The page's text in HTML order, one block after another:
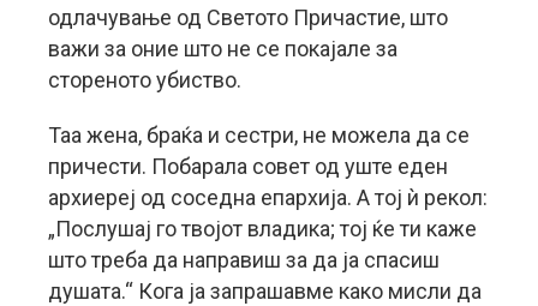
одлачување од Светото Причастие, што
важи за оние што не се покајале за
стореното убиство.
Таа жена, браќа и сестри, не можела да се
причести. Побарала совет од уште еден
архиереј од соседна епархија. А тој ѝ рекол:
„Послушај го твојот владика; тој ќе ти каже
што треба да направиш за да ја спасиш
душата.“ Кога ја запрашавме како мисли да